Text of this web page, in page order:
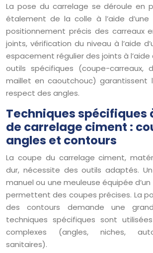
La pose du carrelage se déroule en
étalement de la colle à l’aide
positionnement précis des carreaux
joints, vérification du niveau à l’aide
espacement régulier des joints à l’aide
outils spécifiques (coupe-carreaux,
maillet en caoutchouc) garantissent
respect des angles.
Techniques spécifiques
de carrelage ciment :
angles et contours
La coupe du carrelage ciment,
dur, nécessite des outils adaptés.
manuel ou une meuleuse équipée
permettent des coupes précises. La
des contours demande une
techniques spécifiques sont
complexes (angles, niches,
sanitaires).